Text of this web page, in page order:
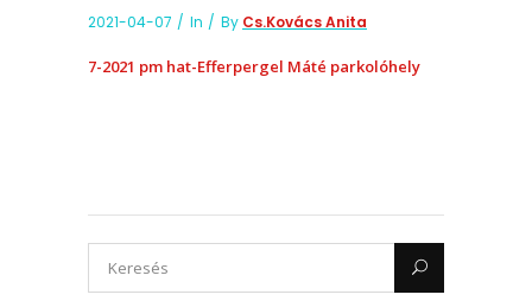
2021-04-07 In By Cs.Kovács Anita
7-2021 pm hat-Efferpergel Máté parkolóhely